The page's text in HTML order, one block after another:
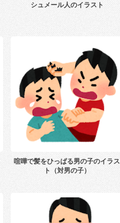
シュメール人のイラスト
喧嘩で髪をひっぱる男の子のイラス
ト（対男の子）